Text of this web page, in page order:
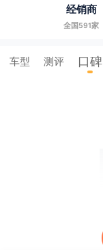
经销商
全国591家
车型 测评 口碑